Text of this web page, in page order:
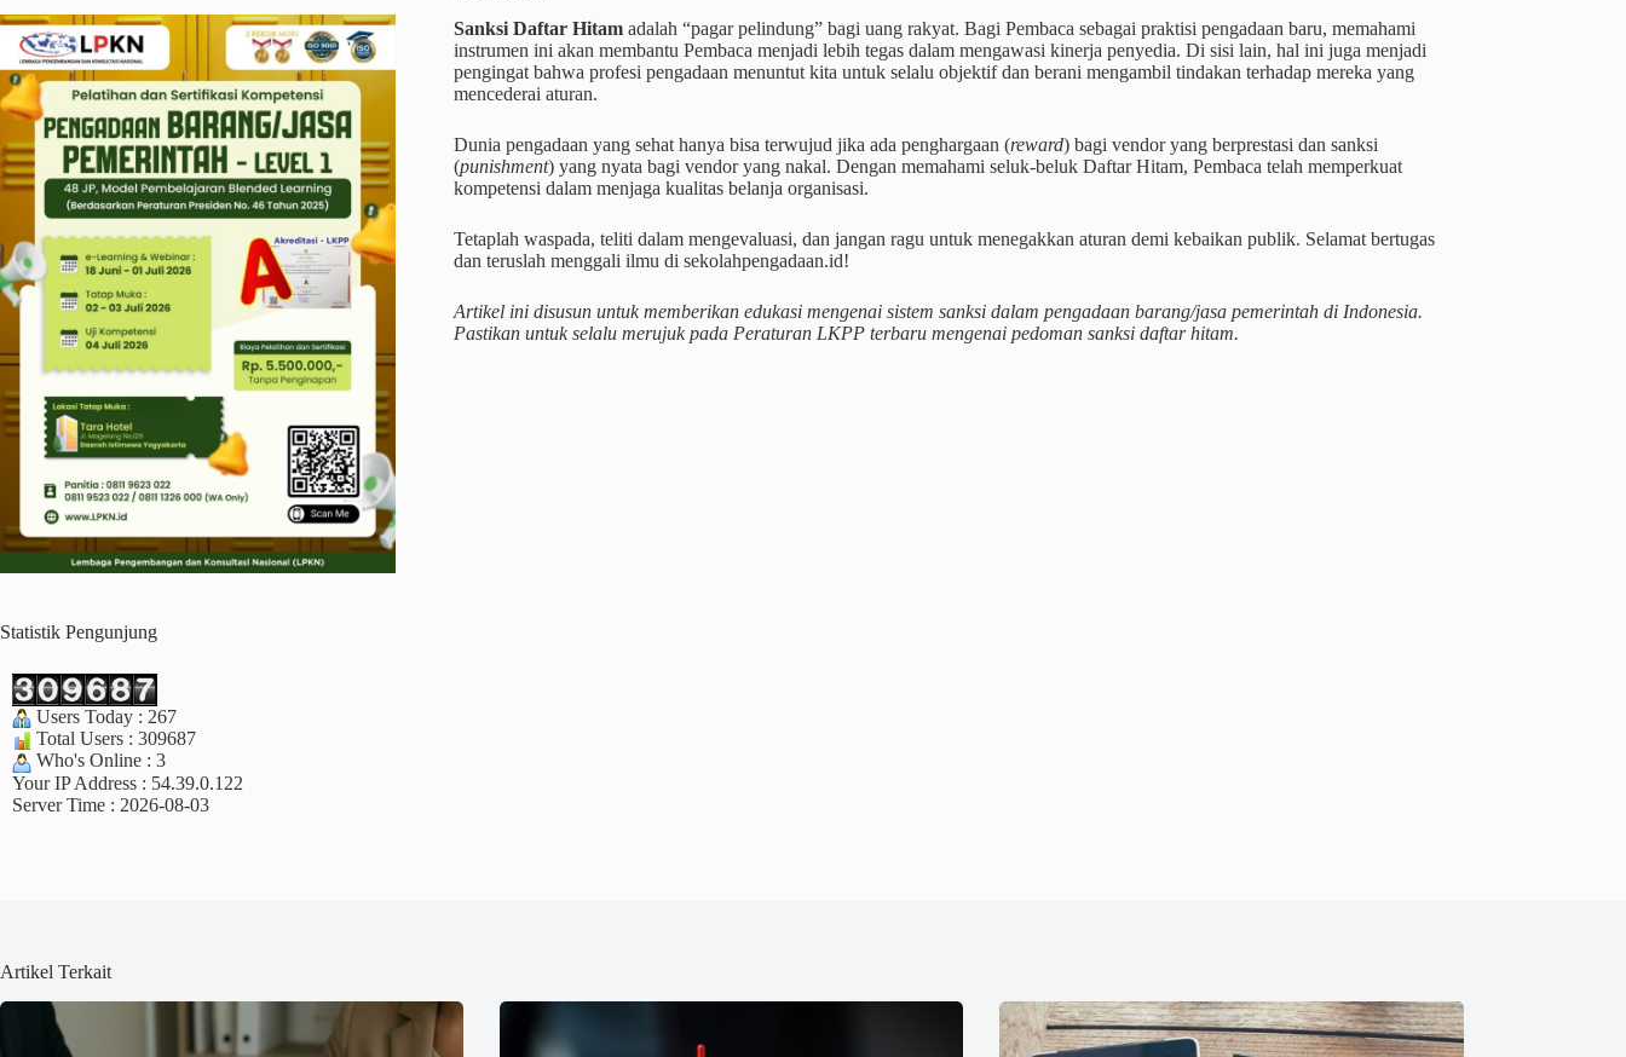
Sanksi Daftar Hitamadalah “pagar pelindung” bagi uang rakyat. Bagi Pembaca sebagai praktisi pengadaan baru, memahami
instrumen ini akan membantu Pembaca menjadi lebih tegas dalam mengawasi kinerja penyedia. Di sisi lain, hal ini juga menjadi
pengingat bahwa profesi pengadaan menuntut kita untuk selalu objektif dan berani mengambil tindakan terhadap mereka yang
mencederai aturan.
Dunia pengadaan yang sehat hanya bisa terwujud jika ada penghargaan (reward) bagi vendor yang berprestasi dan sanksi
(punishment) yang nyata bagi vendor yang nakal. Dengan memahami seluk-beluk Daftar Hitam, Pembaca telah memperkuat
kompetensi dalam menjaga kualitas belanja organisasi.
Tetaplah waspada, teliti dalam mengevaluasi, dan jangan ragu untuk menegakkan aturan demi kebaikan publik. Selamat bertugas
dan teruslah menggali ilmu di sekolahpengadaan.id!
Artikel ini disusun untuk memberikan edukasi mengenai sistem sanksi dalam pengadaan barang/jasa pemerintah di Indonesia.
Pastikan untuk selalu merujuk pada Peraturan LKPP terbaru mengenai pedoman sanksi daftar hitam.
Statistik Pengunjung
Users Today : 267
Total Users : 309687
Who's Online : 3
Your IP Address : 54.39.0.122
Server Time : 2026-08-03
Artikel Terkait